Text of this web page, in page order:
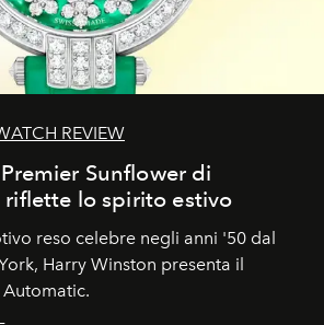
REVIEW
Sunflower di
riflette lo spirito estivo
reso celebre negli anni '50 dal
Harry Winston presenta il